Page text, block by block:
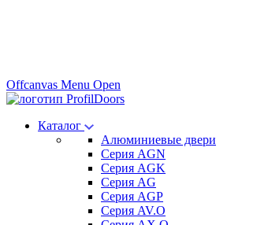
Offcanvas Menu Open
Каталог
Алюминиевые двери
Серия AGN
Серия AGK
Серия AG
Серия AGP
Серия AV.O